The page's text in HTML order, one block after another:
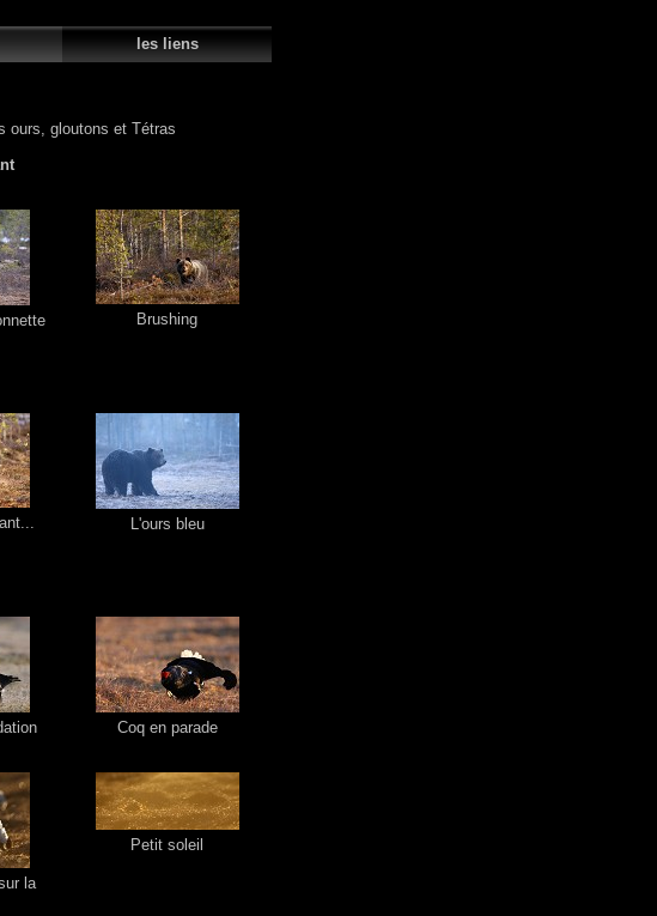
les liens
ours, gloutons et Tétras
Brushing
L'ours bleu
Coq en parade
la
Petit soleil